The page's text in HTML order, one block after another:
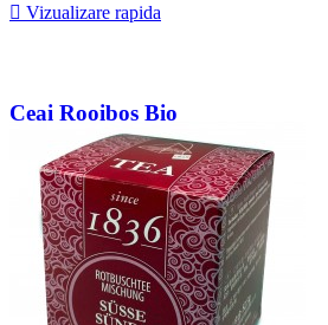
 Vizualizare rapida
Ceai Rooibos Bio
32,00 lei